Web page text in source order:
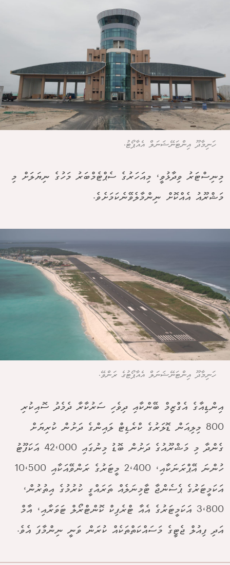
ހަނިމާދޫ އިންޓަނޭޝަނަލް އެއާޕޯޓު.
މިނިސްޓަރު ވިދާޅުވީ، މިއަހަރުގެ ސެޕްޓެމްބަރު މަހުގެ ނިޔަލަށް މި
މަޝްރޫއު އެއްކޮށް ނިންމާލެވޭނެކަމަށެވެ.
ހަނިމާދޫ އިންޓަނޭޝަނަލް އެއާޕޯޓުގެ ރަންވޭ.
އިންޑިއާގެ އެގްޒިމް ބޭންކާއި ދިވެހި ސަރުކާރާ ދެމެދު ސޮއިކުރި
800 މިލިއަން ޑޮލަރުގެ ކްރެޑިޓް ލައިންގެ ދަށުން ކުރިޔަށް
ގެންދާ މި މަޝްރޫއުގެ ދަށުން ބޮޑު މިނުގައި 42،000 އަކަފޫޓު
ހުންނަ އޭޕްރަނަކާއި، 2،400 މީޓަރުގެ ރަންވޭއަކާއި 10،500
އަކަމީޓަރުގެ ޕެސެންޖާ ޓާމިނަލެއް ތަރައްގީ ކުރުމުގެ އިތުރުން،
3،800 އަކަމީޓަރުގެ އެއާ ޓްރެފިކް ކޮންޓްރޯލް ޓަވަރާއި، އާމް
އަދި ފިއުލް ޖެޓީގެ މަސައްކަތްތަކެއް ކުރަން ވަނީ ނިންމާފަ އެވެ.